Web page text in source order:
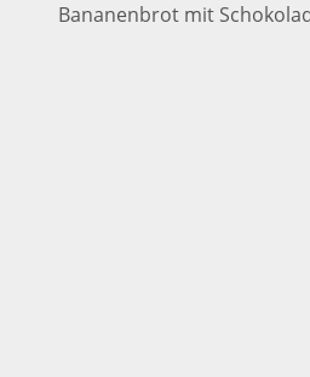
Bananenbrot mit